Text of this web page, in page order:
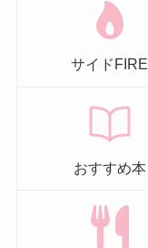
サイドFIRE
おすすめ本